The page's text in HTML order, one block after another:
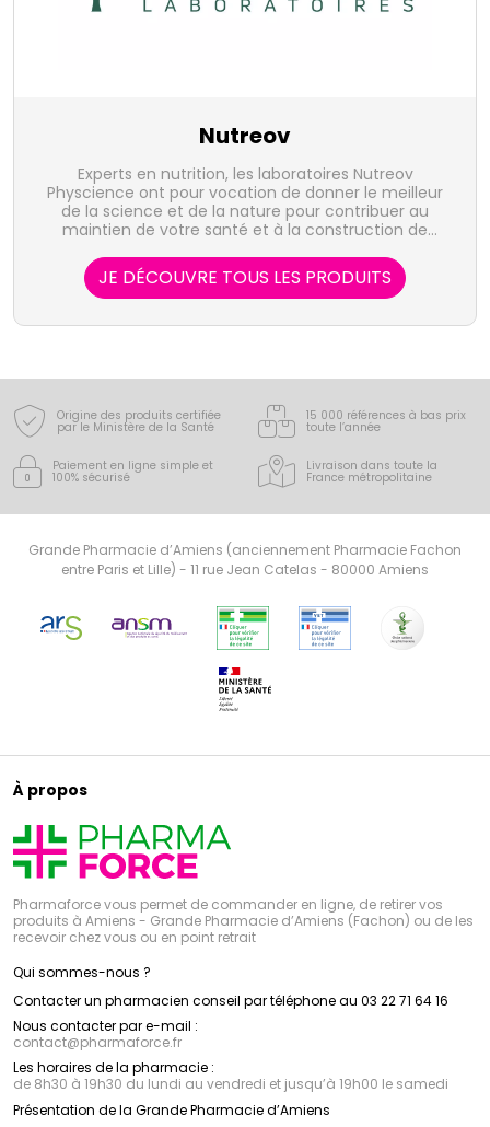
Nutreov
Experts en nutrition, les laboratoires Nutreov
Physcience ont pour vocation de donner le meilleur
de la science et de la nature pour contribuer au
maintien de votre santé et à la construction de
JE DÉCOUVRE TOUS LES PRODUITS
Origine des produits certifiée
par le Ministère de la Santé
15 000 références à bas prix
toute l’année
Paiement en ligne simple et
100% sécurisé
Livraison dans toute la
France métropolitaine
Grande Pharmacie d’Amiens (anciennement Pharmacie Fachon
entre Paris et Lille) - 11 rue Jean Catelas - 80000 Amiens
À propos
Pharmaforce vous permet de commander en ligne, de retirer vos
produits à Amiens - Grande Pharmacie d’Amiens (Fachon) ou de les
recevoir chez vous ou en point retrait
Qui sommes-nous ?
Contacter un pharmacien conseil par téléphone au 03 22 71 64 16
Nous contacter par e-mail :
contact@pharmaforce.fr
Les horaires de la pharmacie :
de 8h30 à 19h30 du lundi au vendredi et jusqu’à 19h00 le samedi
Présentation de la Grande Pharmacie d’Amiens